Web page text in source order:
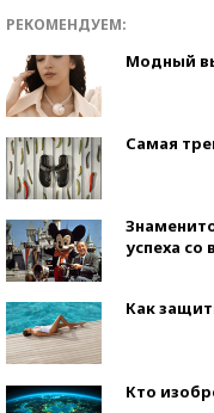
РЕКОМЕНДУЕМ:
Модный
Самая
успеха со
Как
Кто